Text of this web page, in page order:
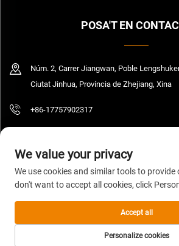
POSA'T EN
Núm. 2, Carrer Jiangwan, Poble
Ciutat Jinhua, Província de Zhejiang, Xina
+86-17757902317
Copyright © 2026 Zhejiang Yedi Industry And
reservats. Política de
We value your privacy
We use cookies and similar tools to provide
don't want to accept all cookies, click
Personalize cookies
Accept all